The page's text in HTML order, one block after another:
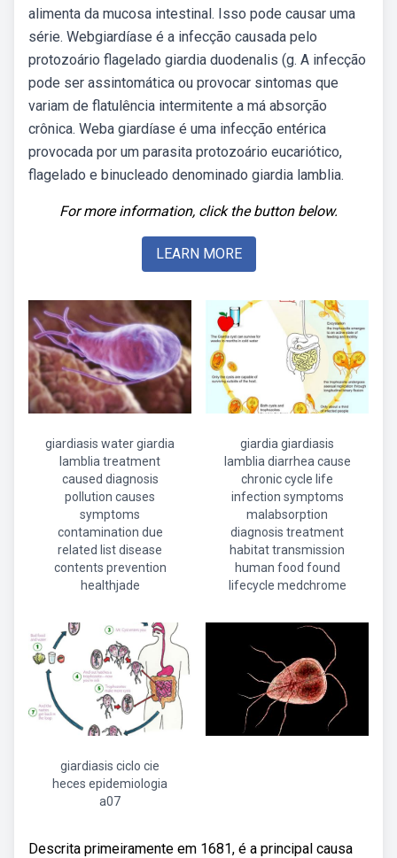
alimenta da mucosa intestinal. Isso pode causar uma
série. Webgiardíase é a infecção causada pelo
protozoário flagelado giardia duodenalis (g. A infecção
pode ser assintomática ou provocar sintomas que
variam de flatulência intermitente a má absorção
crônica. Weba giardíase é uma infecção entérica
provocada por um parasita protozoário eucariótico,
flagelado e binucleado denominado giardia lamblia.
For more information, click the button below.
LEARN MORE
giardiasis water giardia
lamblia treatment
caused diagnosis
pollution causes
symptoms
contamination due
related list disease
contents prevention
healthjade
giardia giardiasis
lamblia diarrhea cause
chronic cycle life
infection symptoms
malabsorption
diagnosis treatment
habitat transmission
human food found
lifecycle medchrome
giardiasis ciclo cie
heces epidemiologia
a07
Descrita primeiramente em 1681, é a principal causa